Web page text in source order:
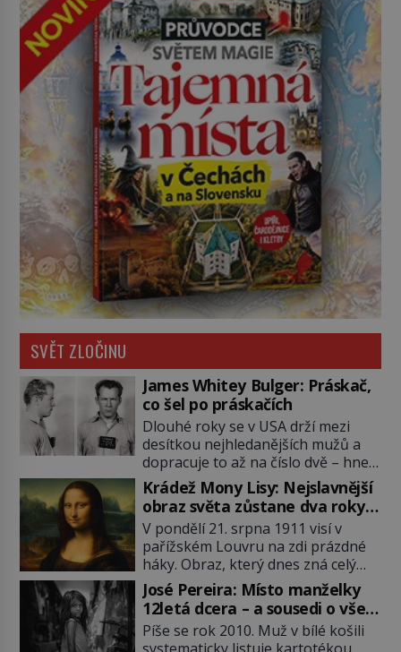
SVĚT ZLOČINU
James Whitey Bulger: Práskač,
co šel po práskačích
Dlouhé roky se v USA drží mezi
desítkou nejhledanějších mužů a
dopracuje to až na číslo dvě – hned
po Usámovi bin Ládinovi (1957–
2011). To je James „Whitey“ Bulger
(1929–2018) viněný ze spoluúčasti
na 19 vraždách, vydírání a lichvy. A
samozřejmě, krom toho je ještě
drogový dealer, který neváhá
odstranit z cesty všechny práskače,
zatímco […]
Krádež Mony Lisy: Nejslavnější
obraz světa zůstane dva roky
nezvěstný
V pondělí 21. srpna 1911 visí v
pařížském Louvru na zdi prázdné
háky. Obraz, který dnes zná celý
svět, je pryč. Zpočátku si nikdo
nemyslí, že jde o krádež.
Zaměstnanci jsou přesvědčeni, že
Mona Lisa je jen v restaurátorské
José Pereira: Místo manželky
12letá dcera – a sousedi o všem
vědí!
Píše se rok 2010. Muž v bílé košili